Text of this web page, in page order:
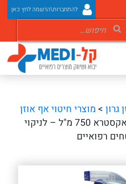
להתחברות\הרשמה לחץ כאן
גרון > מוצרי חיטוי אף אוזן
> תרסיס חיטוי אקסטרא 750 מ"ל – לניקוי
רפואיים